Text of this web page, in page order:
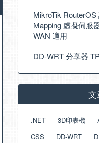
MikroTik
Mapping 虛擬伺服
WAN 適用
DD-WRT 分享器
文
.NET 3D印表機
CSS
DD-WRT